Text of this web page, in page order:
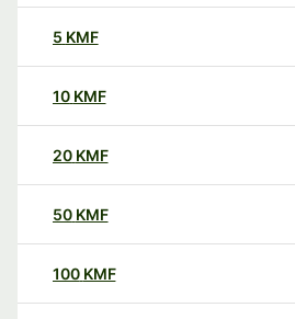
5 KMF
10 KMF
20 KMF
50 KMF
100 KMF